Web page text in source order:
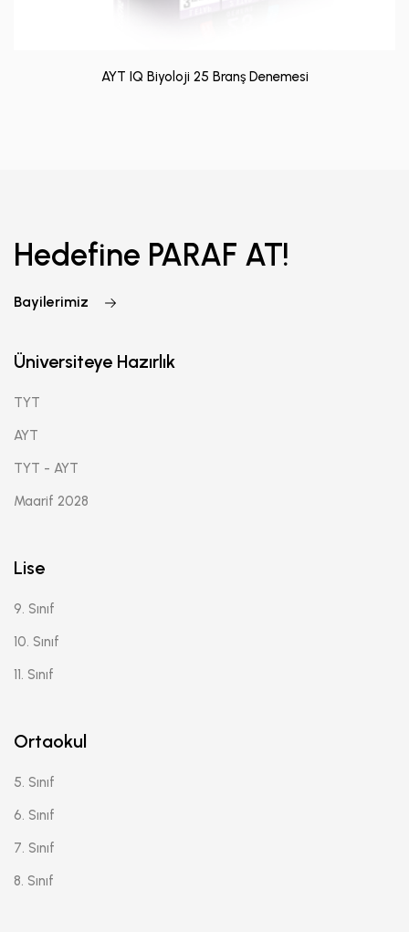
AYT IQ Biyoloji 25 Branş Denemesi
Hedefine PARAF AT!
Bayilerimiz
Üniversiteye Hazırlık
TYT
AYT
TYT - AYT
Maarif 2028
Lise
9. Sınıf
10. Sınıf
11. Sınıf
Ortaokul
5. Sınıf
6. Sınıf
7. Sınıf
8. Sınıf